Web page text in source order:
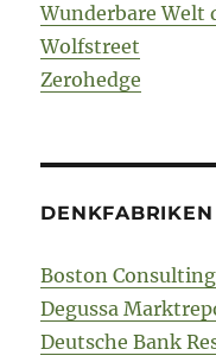
Wunderbare Welt
Wolfstreet
Zerohedge
DENKFABRIKEN
Boston
Degussa
Deutsche Bank